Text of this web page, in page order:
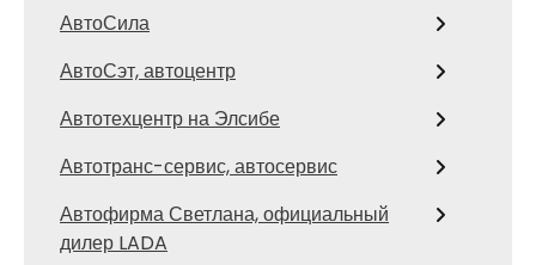
АвтоСила
АвтоСэт, автоцентр
Автотехцентр на Элсибе
Автотранс-сервис, автосервис
Автофирма Светлана, официальный
дилер LADA